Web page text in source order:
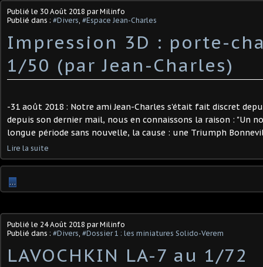
Publié le 30 Août 2018 par Milinfo
Publié dans : #Divers, #Espace Jean-Charles
Impression 3D : porte-
1/50 (par Jean-Charles)
-31 août 2018 : Notre ami Jean-Charles s'était fait discret
depuis son dernier mail, nous en connaissons la raison : "Un
longue période sans nouvelle, la cause : une Triumph
Lire la suite
…
Publié le 24 Août 2018 par Milinfo
Publié dans : #Divers, #Dossier 1 : les miniatures Solido-Verem
LAVOCHKIN LA-7 au 1/72